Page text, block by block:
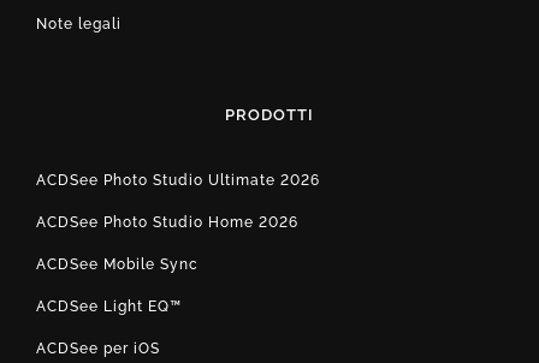
Note legali
PRODOTTI
ACDSee Photo Studio Ultimate 2026
ACDSee Photo Studio Home 2026
ACDSee Mobile Sync
ACDSee Light EQ™
ACDSee per iOS